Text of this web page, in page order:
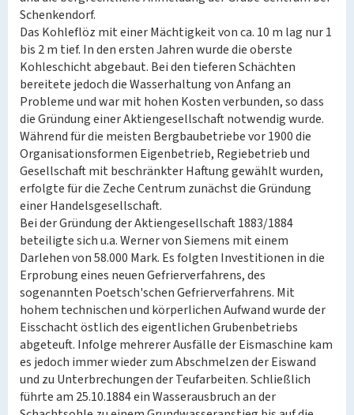
Schenkendorf.
Das Kohleflöz mit einer Mächtigkeit von ca. 10 m lag nur 1
bis 2 m tief. In den ersten Jahren wurde die oberste
Kohleschicht abgebaut. Bei den tieferen Schächten
bereitete jedoch die Wasserhaltung von Anfang an
Probleme und war mit hohen Kosten verbunden, so dass
die Gründung einer Aktiengesellschaft notwendig wurde.
Während für die meisten Bergbaubetriebe vor 1900 die
Organisationsformen Eigenbetrieb, Regiebetrieb und
Gesellschaft mit beschränkter Haftung gewählt wurden,
erfolgte für die Zeche Centrum zunächst die Gründung
einer Handelsgesellschaft.
Bei der Gründung der Aktiengesellschaft 1883/1884
beteiligte sich u.a. Werner von Siemens mit einem
Darlehen von 58.000 Mark. Es folgten Investitionen in die
Erprobung eines neuen Gefrierverfahrens, des
sogenannten Poetsch'schen Gefrierverfahrens. Mit
hohem technischen und körperlichen Aufwand wurde der
Eisschacht östlich des eigentlichen Grubenbetriebs
abgeteuft. Infolge mehrerer Ausfälle der Eismaschine kam
es jedoch immer wieder zum Abschmelzen der Eiswand
und zu Unterbrechungen der Teufarbeiten. Schließlich
führte am 25.10.1884 ein Wasserausbruch an der